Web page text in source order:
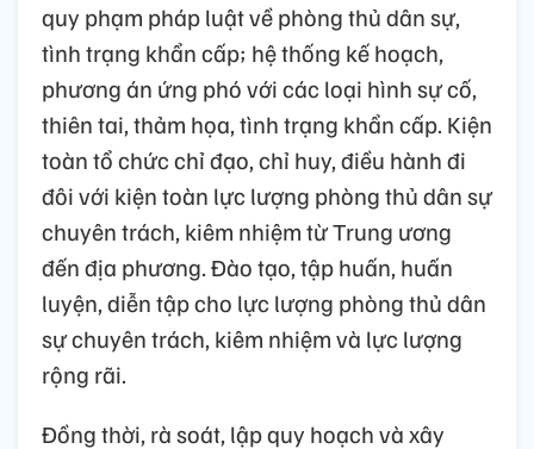
quy phạm pháp luật về phòng thủ dân sự,
tình trạng khẩn cấp; hệ thống kế hoạch,
phương án ứng phó với các loại hình sự cố,
thiên tai, thảm họa, tình trạng khẩn cấp. Kiện
toàn tổ chức chỉ đạo, chỉ huy, điều hành đi
đôi với kiện toàn lực lượng phòng thủ dân sự
chuyên trách, kiêm nhiệm từ Trung ương
đến địa phương. Đào tạo, tập huấn, huấn
luyện, diễn tập cho lực lượng phòng thủ dân
sự chuyên trách, kiêm nhiệm và lực lượng
rộng rãi.
Đồng thời, rà soát, lập quy hoạch và xây